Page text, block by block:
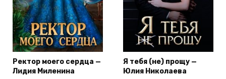
Ректор моего сердца —
Лидия Миленина
Я тебя (не) прощу —
Юлия Николаева